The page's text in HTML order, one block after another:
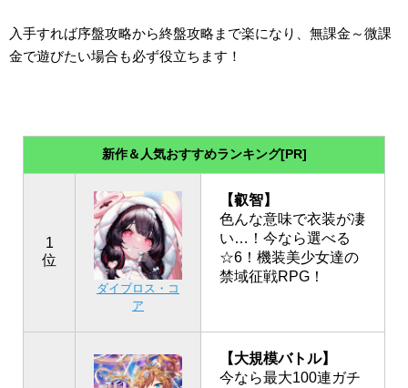
入手すれば序盤攻略から終盤攻略まで楽になり、無課金～微課
金で遊びたい場合も必ず役立ちます！
新作＆人気おすすめランキング[PR]
1
位
ダイブロス・コ
ア
【叡智】
色んな意味で衣装が凄
い…！今なら選べる
☆6！機装美少女達の
禁域征戦RPG！
【大規模バトル】
今なら最大100連ガチ